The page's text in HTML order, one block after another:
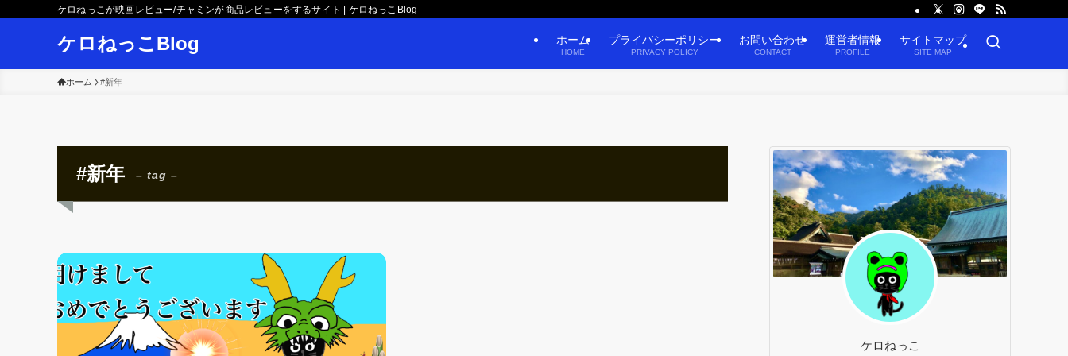
ケロねっこが映画レビュー/チャミンが商品レビューをするサイト | ケロねっこBlog
ケロねっこBlog ホーム
HOME
プライバシーポリシー
PRIVACY POLICY
お問い合わせ
CONTACT
運営者情報
PROFILE
サイトマップ
SITE MAP
ホーム #新年
#新年 – tag –
ケロねっこ